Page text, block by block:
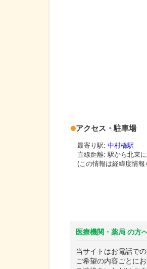
アクセス・駐車場
最寄り駅: 中村橋駅
直線距離: 駅から北東
(この情報は経緯度情
医療機関・薬局 の方
当サイトはお電話で
ご希望の内容ごとに